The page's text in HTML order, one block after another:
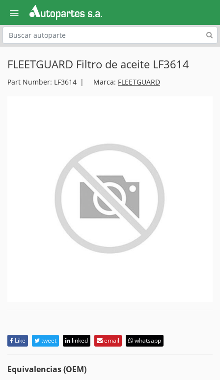
Explora
FLEETGUARD Filtro de aceite LF3614
Part Number: LF3614 Marca: FLEETGUARD
Like tweet linked email whatsapp
Equivalencias (OEM)